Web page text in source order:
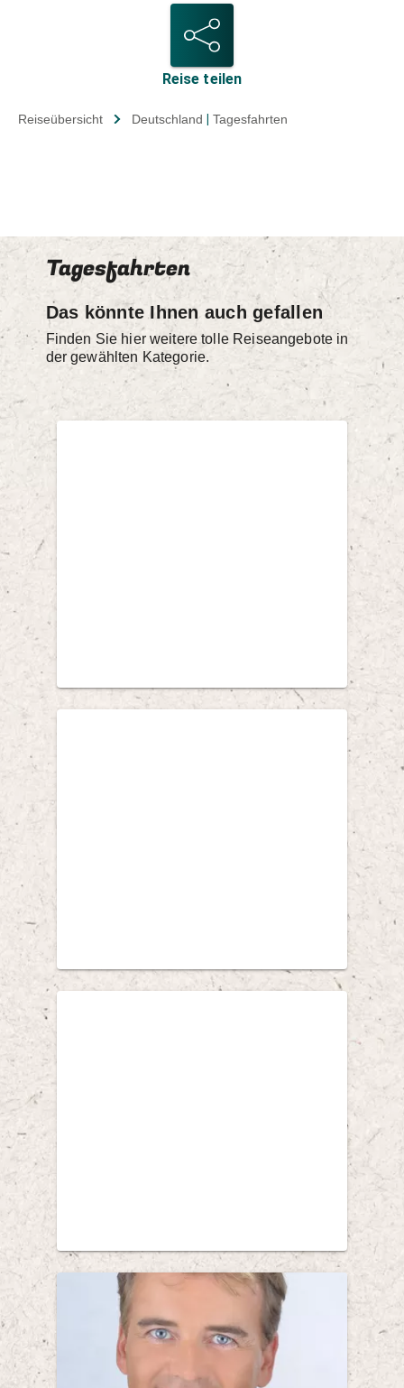
Reise teilen
Reiseübersicht Deutschland Tagesfahrten
Tagesfahrten
Das könnte Ihnen auch gefallen
Finden Sie hier weitere tolle Reiseangebote in
der gewählten Kategorie.